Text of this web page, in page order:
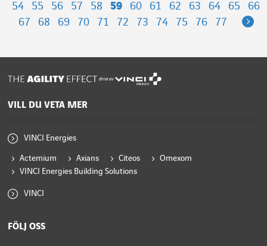
54
55 56 57 58 59 60 61 62 63 64 65
66
67
68 69 70 71 72 73 74 75 76 77
drivs av
VILL DU VETA MER
VINCI Energies
Actemium Axians Citeos
Omexom
VINCI Energies Building Solutions
VINCI
FÖLJ OSS